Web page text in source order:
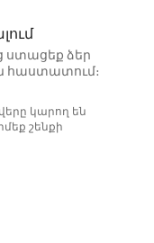
ստացեք ձեր
հաստատում։
կարող են
շենքի